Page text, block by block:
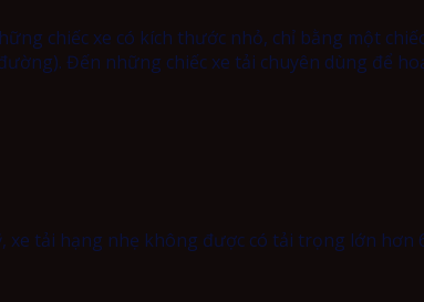
chiếc xe có kích thước nhỏ, chỉ bằng một
Đến những chiếc xe tải chuyên dùng để
tải hạng nhẹ không được có tải trọng lớn hơn